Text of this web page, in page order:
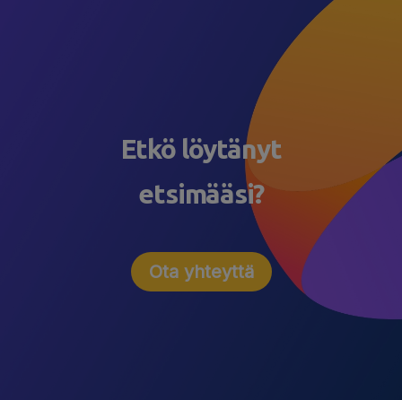
Etkö löytänyt
etsimääsi?
Ota yhteyttä